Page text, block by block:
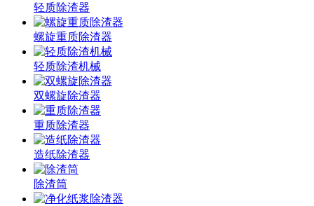
轻质除渣器
螺旋重质除渣器
轻质除渣机械
双螺旋除渣器
重质除渣器
造纸除渣器
除渣筒